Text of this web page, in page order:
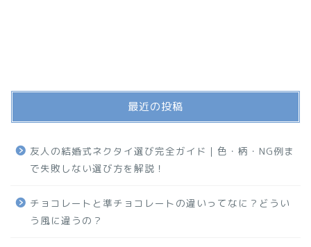
最近の投稿
友人の結婚式ネクタイ選び完全ガイド｜色・柄・NG例ま
で失敗しない選び方を解説！
チョコレートと準チョコレートの違いってなに？どうい
う風に違うの？